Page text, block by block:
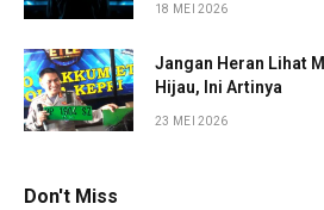
18 MEI 2026
Jangan Heran Lihat
Hijau, Ini Artinya
23 MEI 2026
Don't Miss